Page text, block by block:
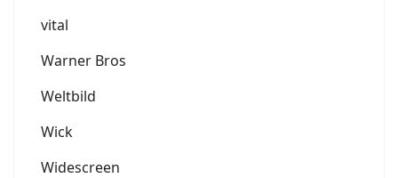
vital
Warner Bros
Weltbild
Wick
Widescreen